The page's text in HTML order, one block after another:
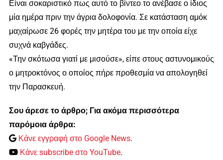
Είναι σοκαριστικό πως αυτό το βίντεο το ανέβασε ο ίδιος
μία ημέρα πριν την άγρια δολοφονία. Σε κατάσταση αμόκ
μαχαίρωσε 26 φορές την μητέρα του με την οποία είχε
συχνά καβγάδες.
«Την σκότωσα γιατί με μισούσε», είπε στους αστυνομικούς
ο μητροκτόνος ο οποίος πήρε προθεσμία να απολογηθεί
την Παρασκευή.
Σου άρεσε το άρθρο; Για ακόμα περισσότερα
παρόμοια άρθρα:
Κάνε εγγραφή στο Google News.
Κάνε subscribe στο YouTube.